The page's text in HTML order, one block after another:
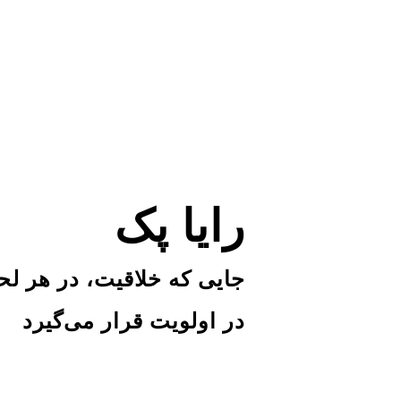
رایا پک
جایی که خلاقیت، در هر
در اولویت قرار می‌گیرد